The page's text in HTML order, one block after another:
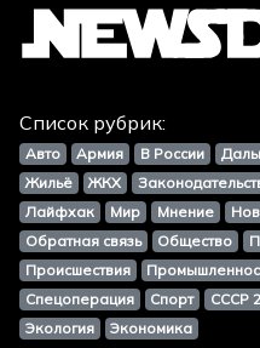
Список рубрик:
Авто Армия В России
Жильё
ЖКХ
Лайфхак
Мир Мнение
Обратная связь
Общество
Происшествия
Спецоперация
Спорт СССР
Экология
Экономика